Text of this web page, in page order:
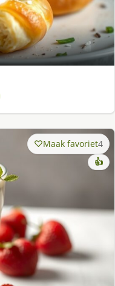
Maak favoriet4
👍